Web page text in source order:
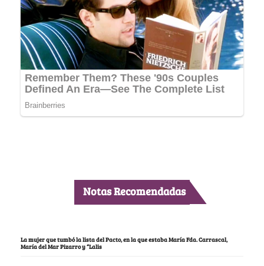
Notas Recomendadas
La mujer que tumbó la lista del Pacto, en la que estaba María Fda. Carrascal,
María del Mar Pizarro y “Lalis